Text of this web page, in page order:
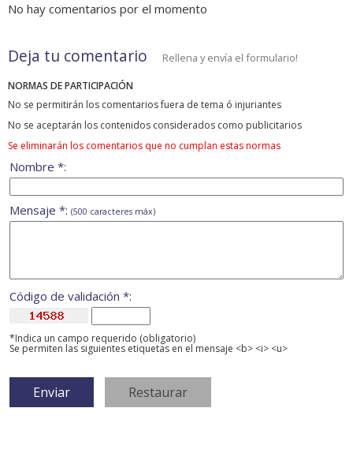
No hay comentarios por el momento
Deja tu comentario Rellena y envía el formulario!
NORMAS DE PARTICIPACIÓN
No se permitirán los comentarios fuera de tema ó injuriantes
No se aceptarán los contenidos considerados como publicitarios
Se eliminarán los comentarios que no cumplan estas normas
Nombre *:
Mensaje *: (500 caracteres máx)
Código de validación *:
*Indica un campo requerido (obligatorio)
Se permiten las siguientes etiquetas en el mensaje <b> <i> <u>